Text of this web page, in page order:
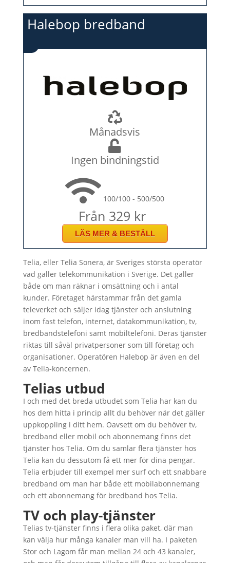
Halebop bredband
Månadsvis
Ingen bindningstid
100/100 - 500/500
Från 329 kr
LÄS MER & BESTÄLL
Telia, eller Telia Sonera, är Sveriges största operatör
vad gäller telekommunikation i Sverige. Det gäller
både om man räknar i omsättning och i antal
kunder. Företaget härstammar från det gamla
televerket och säljer idag tjänster och anslutning
inom fast telefon, internet, datakommunikation, tv,
bredbandstelefoni samt mobiltelefoni. Deras tjänster
riktas till såväl privatpersoner som till företag och
organisationer. Operatören Halebop är även en del
av Telia-koncernen.
Telias utbud
I och med det breda utbudet som Telia har kan du
hos dem hitta i princip allt du behöver när det gäller
uppkoppling i ditt hem. Oavsett om du behöver tv,
bredband eller mobil och abonnemang finns det
tjänster hos Telia. Om du samlar flera tjänster hos
Telia kan du dessutom få ett mer för dina pengar.
Telia erbjuder till exempel mer surf och ett snabbare
bredband om man har både ett mobilabonnemang
och ett abonnemang för bredband hos Telia.
TV och play-tjänster
Telias tv-tjänster finns i flera olika paket, där man
kan välja hur många kanaler man vill ha. I paketen
Stor och Lagom får man mellan 24 och 43 kanaler,